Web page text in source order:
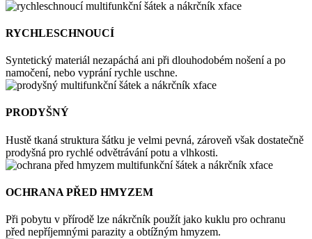
RYCHLESCHNOUCÍ
Syntetický materiál nezapáchá ani při dlouhodobém nošení a po
namočení, nebo vyprání rychle uschne.
PRODYŠNÝ
Hustě tkaná struktura šátku je velmi pevná, zároveň však dostatečně
prodyšná pro rychlé odvětrávání potu a vlhkosti.
OCHRANA PŘED HMYZEM
Při pobytu v přírodě lze nákrčník použít jako kuklu pro ochranu
před nepříjemnými parazity a obtížným hmyzem.